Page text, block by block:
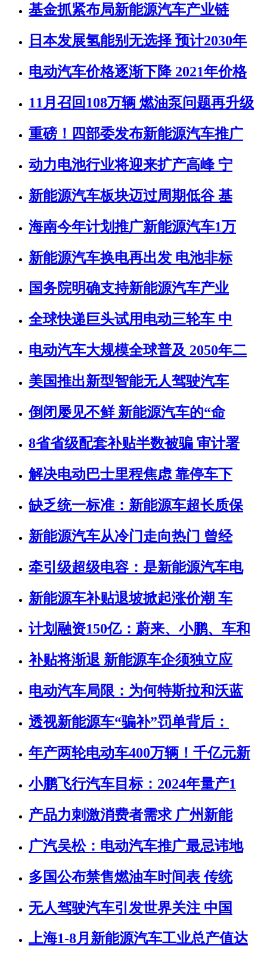
基金抓紧布局新能源汽车产业链
日本发展氢能别无选择 预计2030年
电动汽车价格逐渐下降 2021年价格
11月召回108万辆 燃油泵问题再升级
重磅！四部委发布新能源汽车推广
动力电池行业将迎来扩产高峰 宁
新能源汽车板块迈过周期低谷 基
海南今年计划推广新能源汽车1万
新能源汽车换电再出发 电池非标
国务院明确支持新能源汽车产业
全球快递巨头试用电动三轮车 中
电动汽车大规模全球普及 2050年二
美国推出新型智能无人驾驶汽车
倒闭屡见不鲜 新能源汽车的“命
8省省级配套补贴半数被骗 审计署
解决电动巴士里程焦虑 靠停车下
缺乏统一标准：新能源车超长质保
新能源汽车从冷门走向热门 曾经
牵引级超级电容：是新能源汽车电
新能源车补贴退坡掀起涨价潮 车
计划融资150亿：蔚来、小鹏、车和
补贴将渐退 新能源车企须独立应
电动汽车局限：为何特斯拉和沃蓝
透视新能源车“骗补”罚单背后：
年产两轮电动车400万辆！千亿元新
小鹏飞行汽车目标：2024年量产1
产品力刺激消费者需求 广州新能
广汽吴松：电动汽车推广最忌讳地
多国公布禁售燃油车时间表 传统
无人驾驶汽车引发世界关注 中国
上海1-8月新能源汽车工业总产值达